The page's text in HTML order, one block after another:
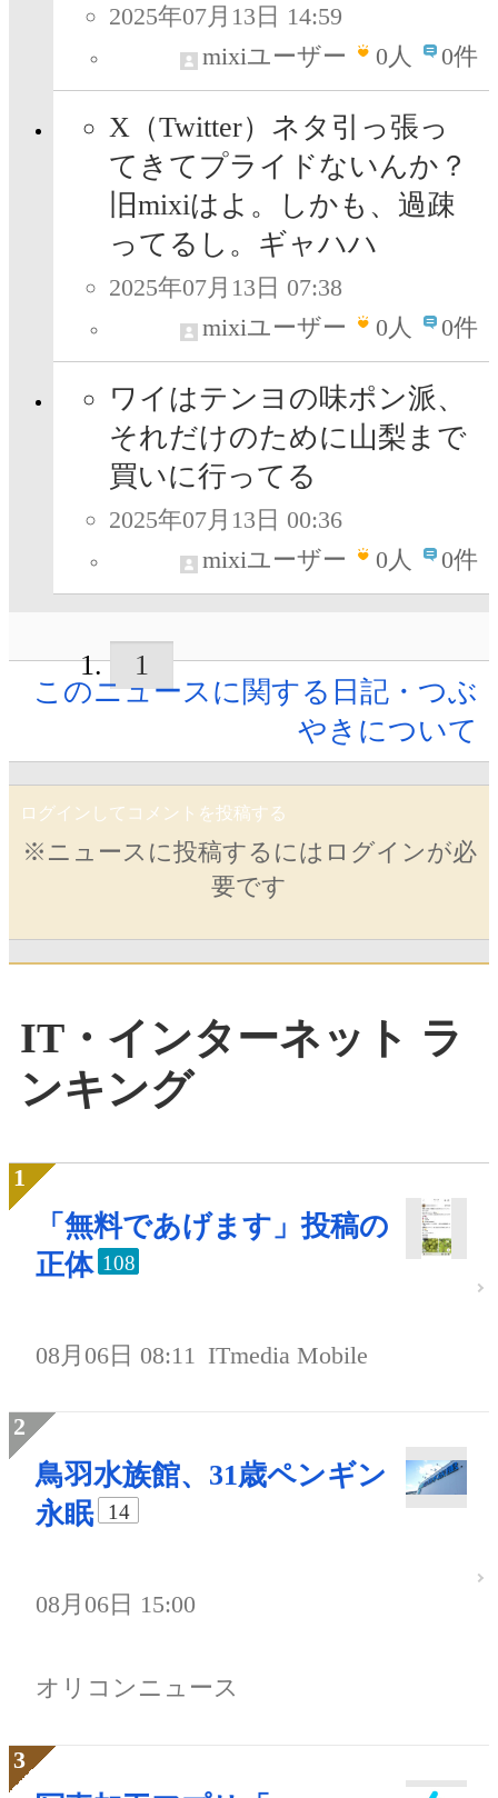
2025年07月13日 14:59
mixiユーザー
0人 0件
X（Twitter）ネタ引っ張っ
てきてプライドないんか？
旧mixiはよ。しかも、過疎
ってるし。ギャハハ
2025年07月13日 07:38
mixiユーザー
0人 0件
ワイはテンヨの味ポン派、
それだけのために山梨まで
買いに行ってる
2025年07月13日 00:36
mixiユーザー
0人 0件
1
このニュースに関する日記・つぶ
やきについて
ログインしてコメントを投稿する
※ニュースに投稿するにはログインが必
要です
IT・インターネット ラ
ンキング
「無料であげます」投稿の
正体 108
08月06日 08:11 ITmedia Mobile
鳥羽水族館、31歳ペンギン
永眠
14
08月06日 15:00
オリコンニュース